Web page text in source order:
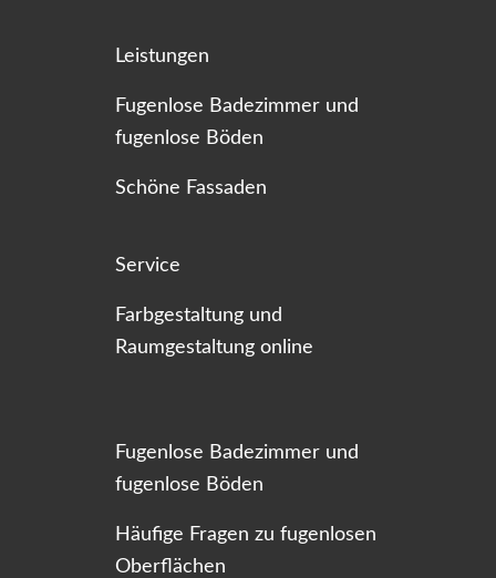
Leistungen
Fugenlose Badezimmer und
fugenlose Böden
Schöne Fassaden
Service
Farbgestaltung und
Raumgestaltung online
Fugenlose Badezimmer und
fugenlose Böden
Häufige Fragen zu fugenlosen
Oberflächen